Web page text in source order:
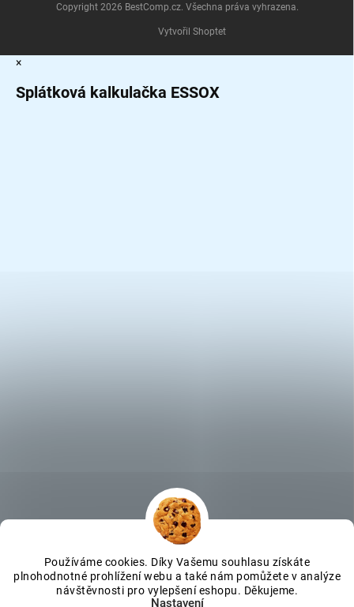
Používáme cookies. Díky Vašemu souhlasu získáte
plnohodnotné prohlížení webu a také nám pomůžete v analýze
návštěvnosti pro vylepšení eshopu. Děkujeme.
Nastavení
Vytvořil Shoptet
Copyright 2026 BestComp.cz. Všechna práva vyhrazena.
×
Splátková kalkulačka ESSOX